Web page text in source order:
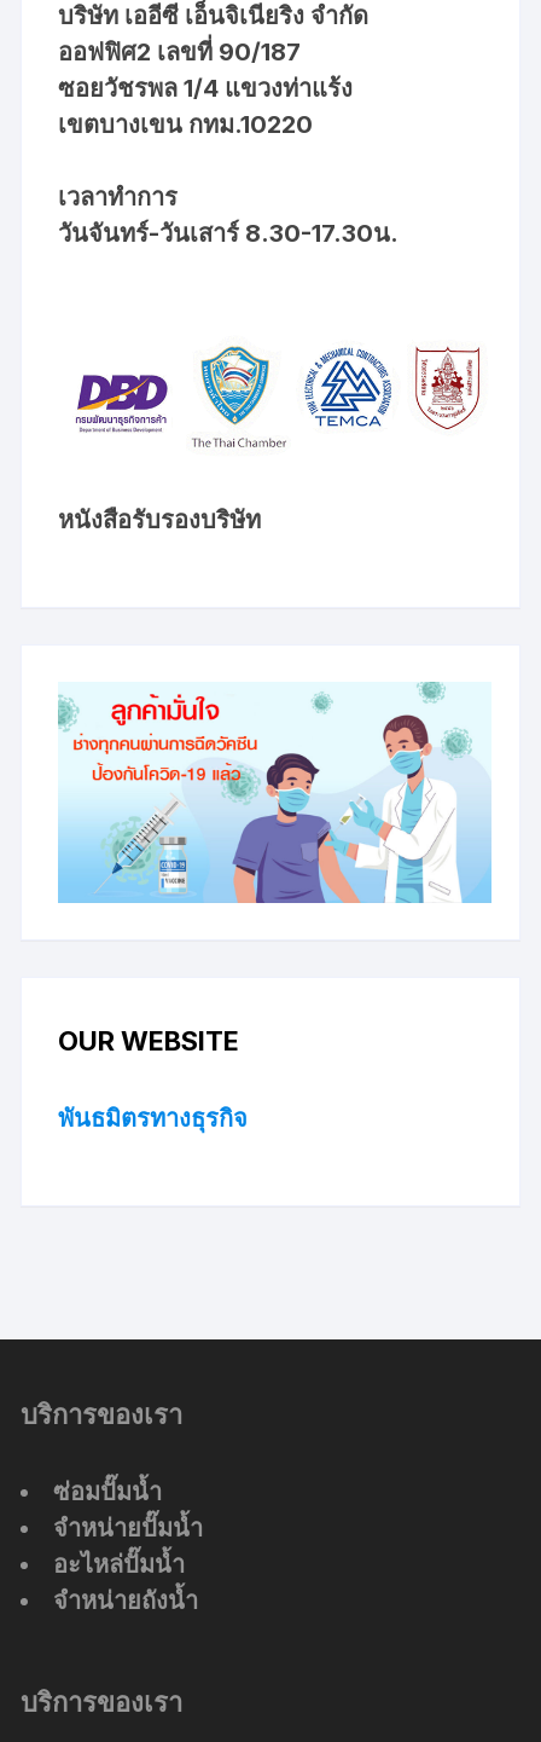
บริษัท เออีซี เอ็นจิเนียริง จำกัด
ออฟฟิศ2 เลขที่ 90/187
ซอยวัชรพล 1/4 แขวงท่าแร้ง
เขตบางเขน กทม.10220
เวลาทำการ
วันจันทร์-วันเสาร์ 8.30-17.30น.
หนังสือรับรองบริษัท
OUR WEBSITE
พันธมิตรทางธุรกิจ
บริการของเรา
ซ่อมปั๊มน้ำ
จำหน่ายปั๊มน้ำ
อะไหล่ปั๊มน้ำ
จำหน่ายถังน้ำ
บริการของเรา